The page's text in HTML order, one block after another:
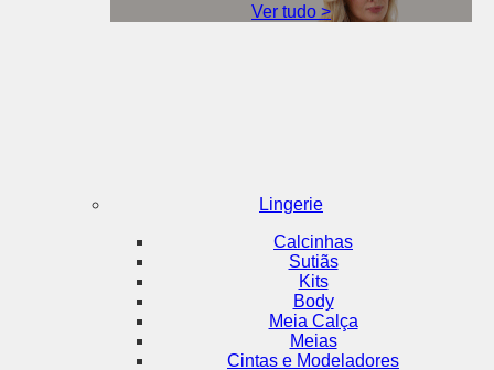
Ver tudo >
Lingerie
Calcinhas
Sutiãs
Kits
Body
Meia Calça
Meias
Cintas e Modeladores